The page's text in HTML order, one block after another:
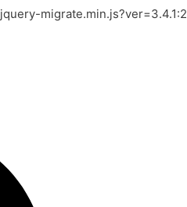
migrate.min.js?ver=3.4.1:2